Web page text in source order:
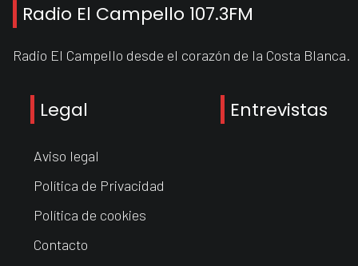
Radio El Campello 107.3FM
Radio El Campello desde el corazón de la Costa Blanca.
Legal
Aviso legal
Política de Privacidad
Política de cookies
Contacto
Entrevistas